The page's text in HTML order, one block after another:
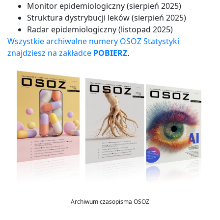
Monitor epidemiologiczny (sierpień 2025)
Struktura dystrybucji leków (sierpień 2025)
Radar epidemiologiczny (listopad 2025)
Wszystkie archiwalne numery OSOZ Statystyki
znajdziesz na zakładce POBIERZ.
Archiwum czasopisma OSOZ